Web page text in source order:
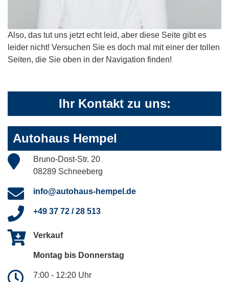
Also, das tut uns jetzt echt leid, aber diese Seite gibt es
leider nicht! Versuchen Sie es doch mal mit einer der tollen
Seiten, die Sie oben in der Navigation finden!
Ihr Kontakt zu uns:
Autohaus Hempel
Bruno-Dost-Str. 20
08289 Schneeberg
info@autohaus-hempel.de
+49 37 72 / 28 513
Verkauf
Montag bis Donnerstag
7:00 - 12:20 Uhr